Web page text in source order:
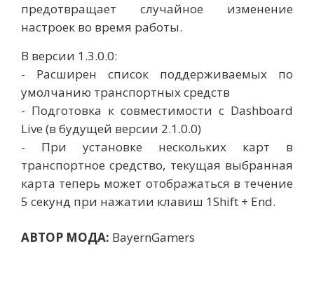
предотвращает случайное изменение
настроек во время работы.
В версии 1.3.0.0:
- Расширен список поддерживаемых по
умолчанию транспортных средств
- Подготовка к совместимости с Dashboard
Live (в будущей версии 2.1.0.0)
- При установке нескольких карт в
транспортное средство, текущая выбранная
карта теперь может отображаться в течение
5 секунд при нажатии клавиш 1Shift + End.
АВТОР МОДА: BayernGamers